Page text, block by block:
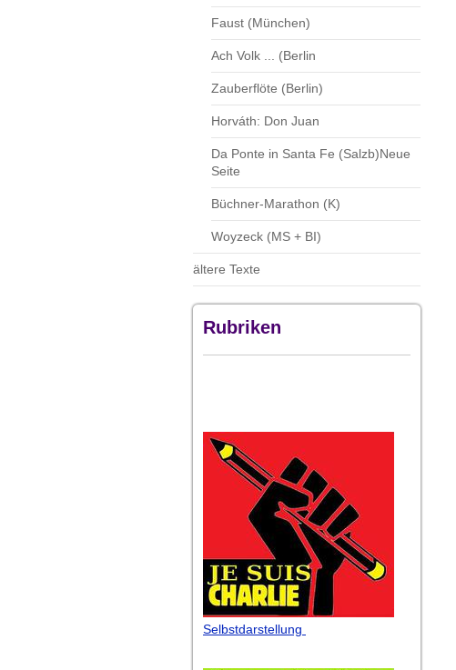
Faust (München)
Ach Volk ... (Berlin
Zauberflöte (Berlin)
Horváth: Don Juan
Da Ponte in Santa Fe (Salzb)Neue
Seite
Büchner-Marathon (K)
Woyzeck (MS + BI)
ältere Texte
Rubriken
Selbstdarstellung